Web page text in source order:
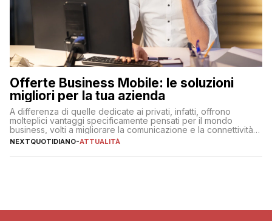
Offerte Business Mobile: le soluzioni
migliori per la tua azienda
A differenza di quelle dedicate ai privati, infatti, offrono
molteplici vantaggi specificamente pensati per il mondo
business, volti a migliorare la comunicazione e la connettività
degli utenti
NEXTQUOTIDIANO-ATTUALITÀ